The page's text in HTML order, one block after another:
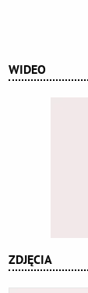
WIDEO
ZDJĘCIA